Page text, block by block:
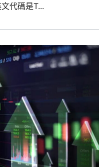
代碼是T...